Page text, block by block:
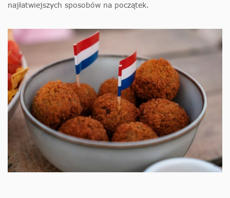
najłatwiejszych sposobów na początek.